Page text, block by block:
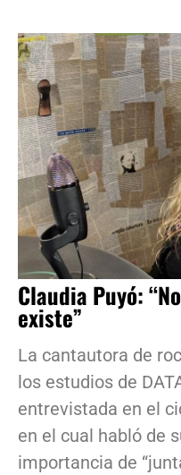
Claudia Puyó:
existe”
La cantautora de
los estudios de
entrevistada en el
en el cual habló de
importancia de